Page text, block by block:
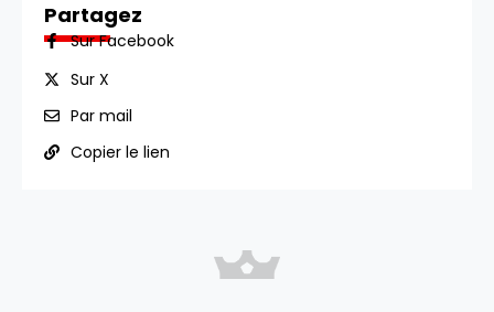
Partagez
Sur Facebook
Sur X
Par mail
Copier le lien